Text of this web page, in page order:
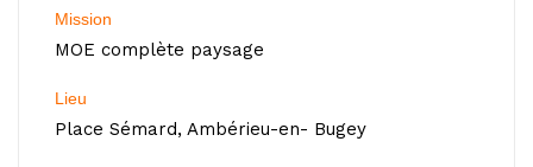
Mission
MOE complète paysage
Lieu
Place Sémard, Ambérieu-en- Bugey